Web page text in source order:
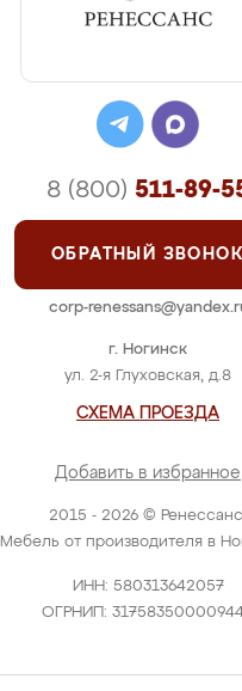
2015 - 2026 ©
Мебель от производителя в
ИНН: 580313642057
ОГРНИП:
г. Ногинск
ул. 2-я Глуховская, д.8
СХЕМА ПРОЕЗДА
Добавить в избранное
8 (800) 511-89-
ОБРАТНЫЙ ЗВОНОК
corp-